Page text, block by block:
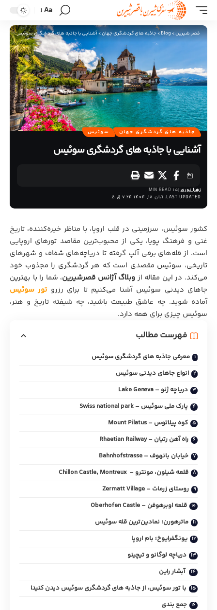
Aa
قصر شیرین>
Blog
>جاذبه های گردشگری جهان>آشنایی با جاذبه های گردشگری سوئیس
جاذبه های گردشگری جهان سوئیس
آشنایی با جاذبه های گردشگری سوئیس
LAST UPDATED: آبان 18, 1404 7:24 ق.ظ
زهرا نوری 15 MIN READ
کشور سوئیس، سرزمینی در قلب اروپا، با مناظر خیره‌کننده، تاریخ
غنی و فرهنگ پویا، یکی از محبوب‌ترین مقاصد تورهای اروپایی
است. از قله‌های برفی آلپ گرفته تا دریاچه‌های شفاف و شهرهای
تاریخی، سوئیس مقصدی است که هر گردشگری را مجذوب خود
می‌کند. در این مقاله از وبلاگ آژانس قصرشیرین، شما را با بهترین
جاهای دیدنی سوئیس آشنا می‌کنیم تا برای رزروتور سوئیس
آماده شوید. چه عاشق طبیعت باشید، چه شیفته تاریخ و هنر،
سوئیس چیزی برای همه دارد.
فهرست مطالب
معرفی جاذبه های گردشگری سوئیس
انواع جاهای دیدنی سوئیس
دریاچه ژنو – Lake Geneva
پارک ملی سوئیس – Swiss national park
کوه پیلاتوس – Mount Pilatus
راه آهن رتیان – Rhaetian Railway
خیابان بانهوف – Bahnhofstrasse
قلعه شیلون، مونترو – Chillon Castle, Montreux
روستای زرمات – Zermatt Village
قلعه اوبرهوفن – Oberhofen Castle
ماترهورن؛ نمادین‌ترین قله سوئیس
یونگفرایوخ؛ بام اروپا
دریاچه لوگانو و تیچینو
آبشار راین
با تور سوئیس، از جاذبه های گردشگری سوئیس دیدن کنید!
جمع بندی